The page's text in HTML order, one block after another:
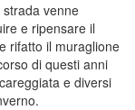
strada venne
e ripensare il
rifatto il muraglione
di questi anni
e diversi